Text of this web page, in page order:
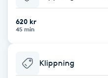
Babylights
Balayage
620 kr
45 min
Klippning